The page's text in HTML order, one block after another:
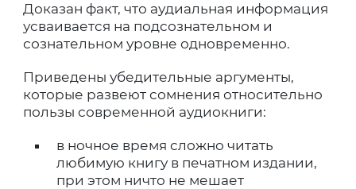
Доказан факт, что аудиальная информация
усваивается на подсознательном и
сознательном уровне одновременно.
Приведены убедительные аргументы,
которые развеют сомнения относительно
пользы современной аудиокниги:
в ночное время сложно читать
любимую книгу в печатном издании,
при этом ничто не мешает